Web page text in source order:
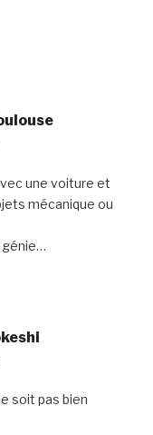
une voiture et
mécanique ou
génie…
soit pas bien